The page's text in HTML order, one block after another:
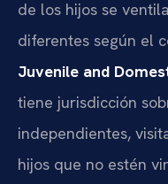
de los hijos se
diferentes según el
Juvenile and
tiene jurisdicción
independientes,
hijos que no estén